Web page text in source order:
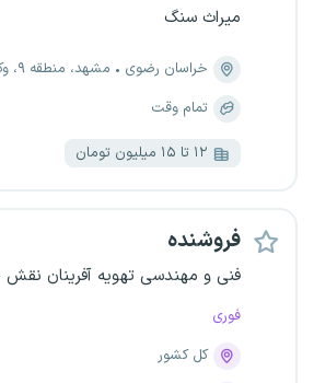
میراث سنگ
خراسان رضوی
مشهد، منطقه ۹، وکیل‌آباد
تمام وقت
۱۲ تا ۱۵ میلیون تومان
فروشنده
فنی و مهندسی تهویه آفرینان
فوری
کل کشور